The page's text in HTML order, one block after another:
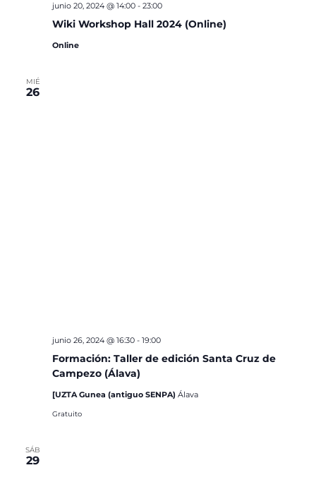
Wiki Workshop Hall 2024 (Online)
junio 20, 2024 @ 14:00- 23:00
Online
MIÉ
26
Formación: Taller de edición Santa Cruz de
Campezo (Álava)
junio 26, 2024 @ 16:30- 19:00
[UZTA Gunea (antiguo SENPA) Álava
Gratuito
SÁB
29